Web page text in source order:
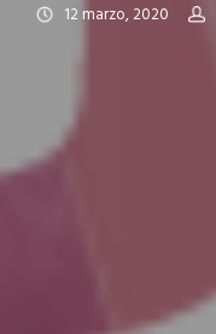
12 marzo, 2020